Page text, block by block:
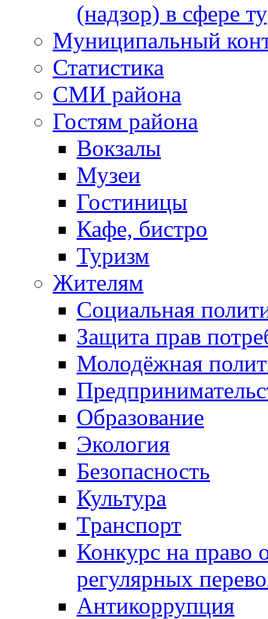
(надзор) в сфере
Муниципальный
Статистика
СМИ района
Гостям района
Вокзалы
Музеи
Гостиницы
Кафе, бистро
Туризм
Жителям
Социальная
Защита прав
Молодёжная
Образование
Экология
Безопасность
Культура
Транспорт
Конкурс на право
регулярных
Антикоррупция